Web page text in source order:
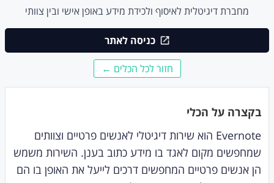
מחברת דיגיטלית לאיסוף ולכידת מידע באופן אישי ובין צוותי
כניסה לאתר
חזור לכל הכלים ←
בקצרה על הכלי
Evernote הוא שירות דיגיטלי לאנשים פרטיים וצוותים
שמחפשים מקום לאגד בו מידע כתוב בענן. השירות משמש
הן אנשים פרטיים המחפשים דרכים לייעל את האופן בו הם